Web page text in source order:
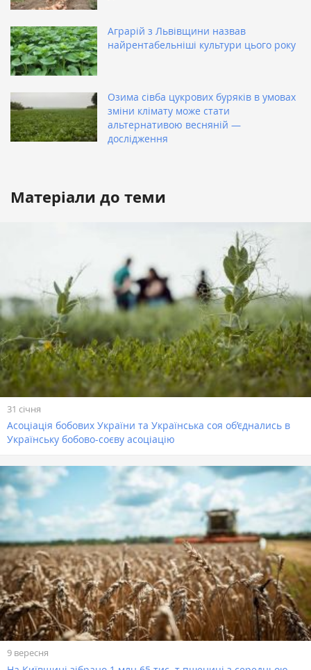
Аграрій з Львівщини назвав
найрентабельніші культури цього року
Озима сівба цукрових буряків в умовах
зміни клімату може стати
альтернативою весняній —
дослідження
Матеріали до теми
31 січня
Асоціація бобових України та Українська соя об’єднались в
Українську бобово-соєву асоціацію
9 вересня